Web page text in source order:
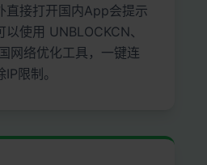
直接打开国内App会提示
使用 UNBLOCKCN、
网络优化工具，一键连
限制。